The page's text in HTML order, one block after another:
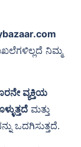
ನಿಮ್ಮ
ವ್ಯಕ್ತಿಯ
ಮತ್ತು
ಒದಗಿಸುತ್ತದೆ.